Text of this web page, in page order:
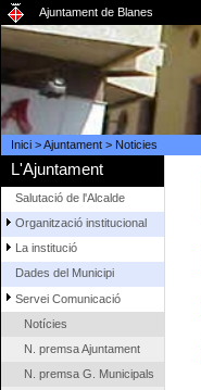
Ajuntament de Blanes
Inici>Ajuntament> Noticies
L'Ajuntament
Salutació de l'Alcalde
Organització institucional
La institució
Dades del Municipi
Servei Comunicació
Notícies
N. premsa Ajuntament
N. premsa G. Municipals